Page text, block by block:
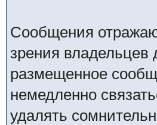
Сообщения
зрения
размещенное
немедленно
удалять